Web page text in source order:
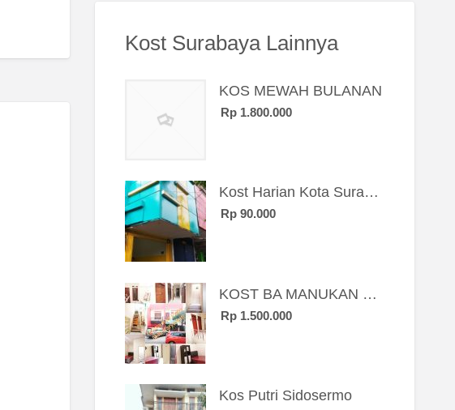
Kost Surabaya Lainnya
KOS MEWAH BULANAN
Rp 1.800.000
Kost Harian Kota Surabaya “Sierra Kost”
Rp 90.000
KOST BA MANUKAN SBY BRT
Rp 1.500.000
Kos Putri Sidosermo